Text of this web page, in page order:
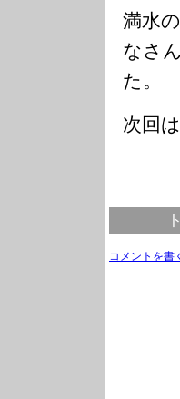
満水
なさ
た。
次回
コメントを書